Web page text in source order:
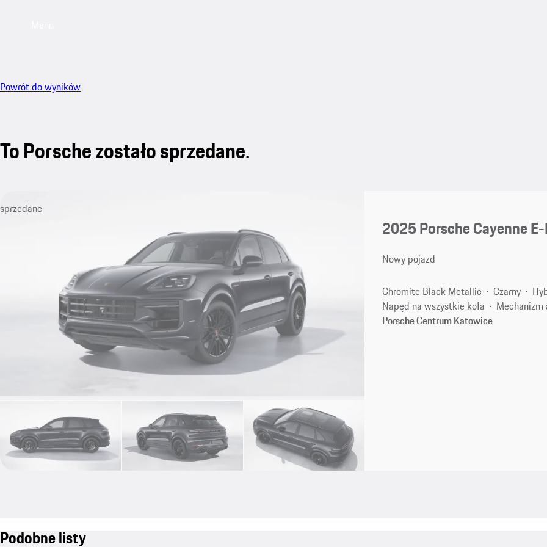
Powrót do wyników
To Porsche zostało sprzedane.
sprzedane
2025 Porsche Cayenne
Nowy pojazd
Chromite Black Metallic Czarny
Napęd na wszystkie koła
Porsche Centrum Katowice
Podobne listy